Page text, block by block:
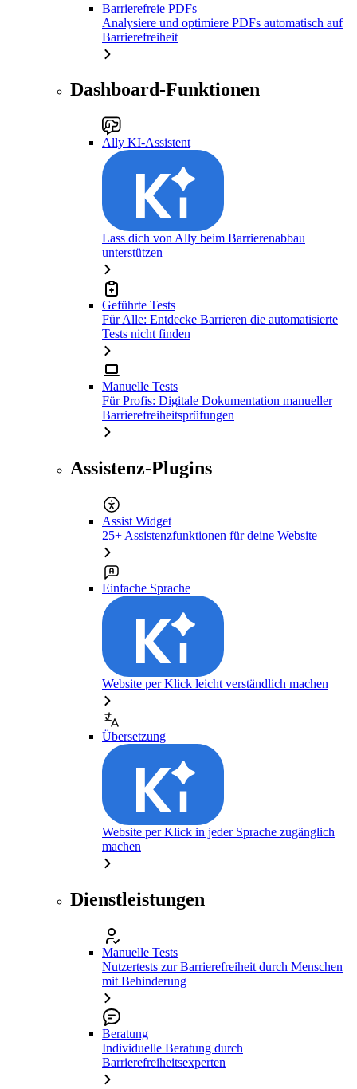
Barrierefreie PDFs
Analysiere und optimiere PDFs automatisch auf
Barrierefreiheit
Dashboard-Funktionen
Ally KI-Assistent
Lass dich von Ally beim Barrierenabbau
unterstützen
Geführte Tests
Für Alle: Entdecke Barrieren die automatisierte
Tests nicht finden
Manuelle Tests
Für Profis: Digitale Dokumentation manueller
Barrierefreiheitsprüfungen
Assistenz-Plugins
Assist Widget
25+ Assistenzfunktionen für deine Website
Einfache Sprache
Website per Klick leicht verständlich machen
Übersetzung
Website per Klick in jeder Sprache zugänglich
machen
Dienstleistungen
Manuelle Tests
Nutzertests zur Barrierefreiheit durch Menschen
mit Behinderung
Beratung
Individuelle Beratung durch
Barrierefreiheitsexperten